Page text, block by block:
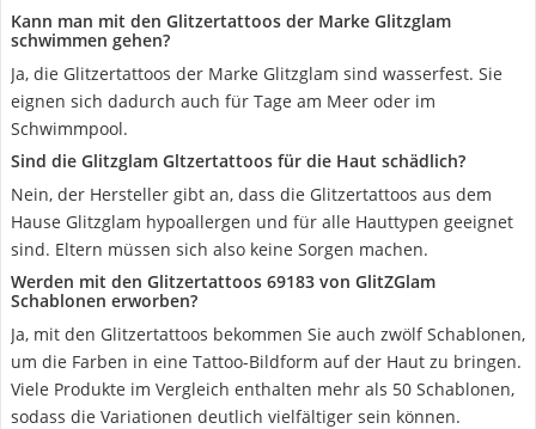
Kann man mit den Glitzertattoos der Marke Glitzglam
schwimmen gehen?
Ja, die Glitzertattoos der Marke Glitzglam sind wasserfest. Sie
eignen sich dadurch auch für Tage am Meer oder im
Schwimmpool.
Sind die Glitzglam Gltzertattoos für die Haut schädlich?
Nein, der Hersteller gibt an, dass die Glitzertattoos aus dem
Hause Glitzglam hypoallergen und für alle Hauttypen geeignet
sind. Eltern müssen sich also keine Sorgen machen.
Werden mit den Glitzertattoos 69183 von GlitZGlam
Schablonen erworben?
Ja, mit den Glitzertattoos bekommen Sie auch zwölf Schablonen,
um die Farben in eine Tattoo-Bildform auf der Haut zu bringen.
Viele Produkte im Vergleich enthalten mehr als 50 Schablonen,
sodass die Variationen deutlich vielfältiger sein können.